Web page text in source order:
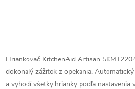
Hriankovač KitchenAid Artisan
dokonalý zážitok z opekania.
a vyhodí všetky hrianky podľa nastavenia